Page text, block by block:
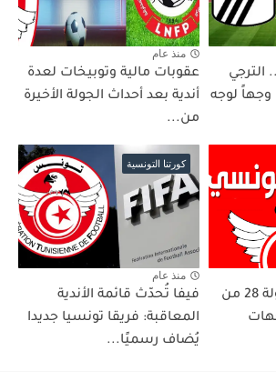
الترجي
وجهاً لوجه
منذ عام
عقوبات مالية وتوبيخات لعدة
أندية بعد أحداث الجولة الأخيرة
من...
برنامج مباريات الجولة 28 من
كورتنا التونسية
منذ عام
فيفا تُحدّث قائمة الأندية
المعاقبة: فريقا تونسيا جديدا
يُضاف رسميًا...